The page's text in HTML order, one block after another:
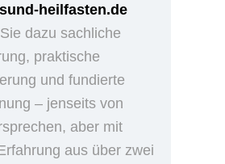
heilfasten.de
dazu sachliche
praktische
und fundierte
– jenseits von
aber mit
aus über zwei